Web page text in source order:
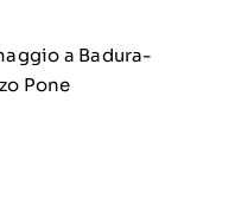
a Badura-
Pone